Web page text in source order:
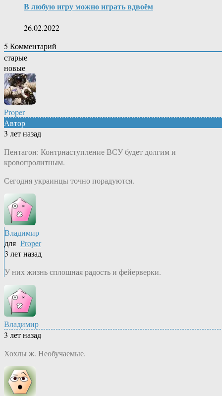
В любую игру можно играть вдвоём
26.02.2022
5 Комментарий
старые
новые
Proper
Автор
3 лет назад
Пентагон: Контрнаступление ВСУ будет долгим и
кровопролитным.
Сегодня украинцы точно порадуются.
Владимир
для Proper
3 лет назад
У них жизнь сплошная радость и фейерверки.
Владимир
3 лет назад
Хохлы ж. Необучаемые.